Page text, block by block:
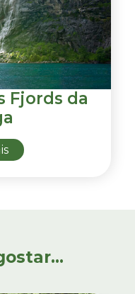
Fjords da